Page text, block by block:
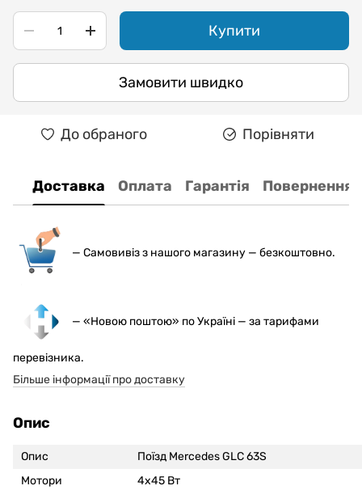
Купити
Замовити швидко
До обраного Порівняти
Доставка Оплата Гарантія Повернення
— Самовивіз з нашого магазину — безкоштовно.
— «Новою поштою» по Україні — за тарифами
перевізника.
Більше інформації про доставку
Опис
Опис
Поїзд Mercedes GLC 63S
Мотори
4x45 Вт